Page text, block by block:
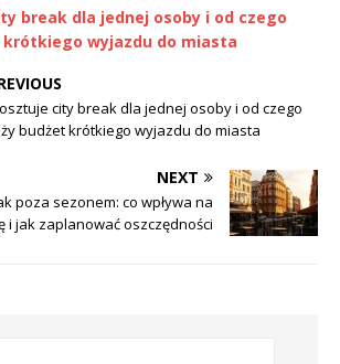
break dla jednej osoby i od czego
krótkiego wyjazdu do miasta
city break dla jednej osoby i od czego
budżet krótkiego wyjazdu do miasta
NEXT
poza sezonem: co wpływa na
i jak zaplanować oszczędności